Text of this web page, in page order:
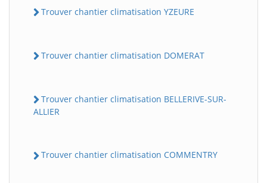
Trouver chantier climatisation YZEURE
Trouver chantier climatisation DOMERAT
Trouver chantier climatisation BELLERIVE-SUR-
ALLIER
Trouver chantier climatisation COMMENTRY